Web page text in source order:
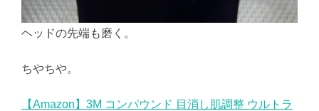
ヘッドの先端も磨く。
ちやちや。
【Amazon】3M コンパウンド 目消し肌調整 ウルトラ